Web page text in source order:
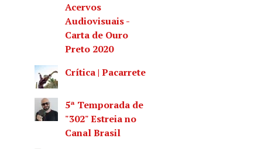
Acervos
Audiovisuais -
Carta de Ouro
Preto 2020
Crítica | Pacarrete
5ª Temporada de
"302" Estreia no
Canal Brasil